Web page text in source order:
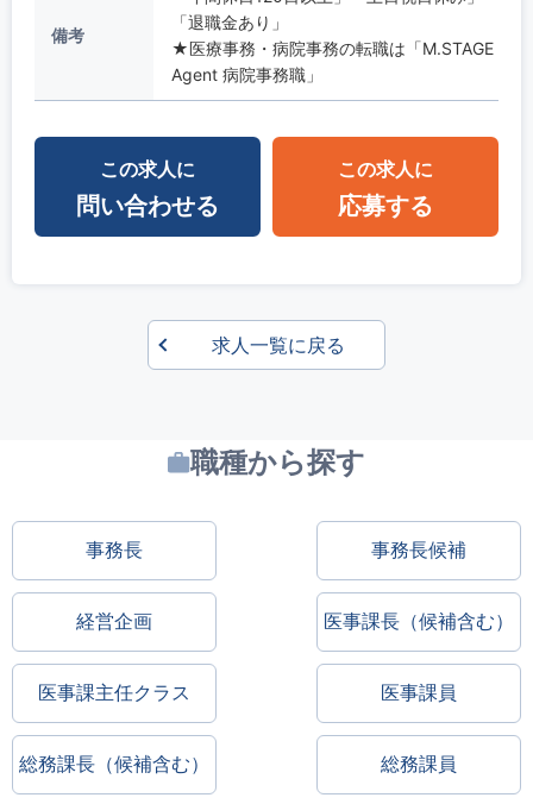
備考
「退職金あり」
★医療事務・病院事務の転職は「M.STAGE
Agent 病院事務職」
この求人に
問い合わせる
この求人に
応募する
求人一覧に戻る
職種から探す
事務長 事務長候補
経営企画 医事課長（候補含む）
医事課主任クラス 医事課員
総務課長（候補含む） 総務課員